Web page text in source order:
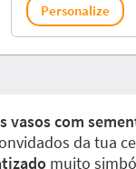
Personalize
vasos com
da tua
muito